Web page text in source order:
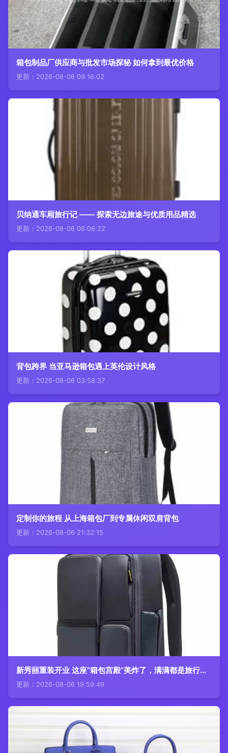
箱包制品厂供应商与批发市场探秘 如何拿到最优价格
更新：2026-08-06 09:16:02
贝纳通车厢旅行记 —— 探索无边旅途与优质用品精选
更新：2026-08-06 06:06:22
背包跨界 当亚马逊箱包遇上英伦设计风格
更新：2026-08-06 03:58:37
定制你的旅程 从上海箱包厂到专属休闲双肩背包
更新：2026-08-06 21:32:15
新秀丽重装开业 这座“箱包宫殿”美炸了，满满都是旅行版的极致浪漫
更新：2026-08-06 19:59:49